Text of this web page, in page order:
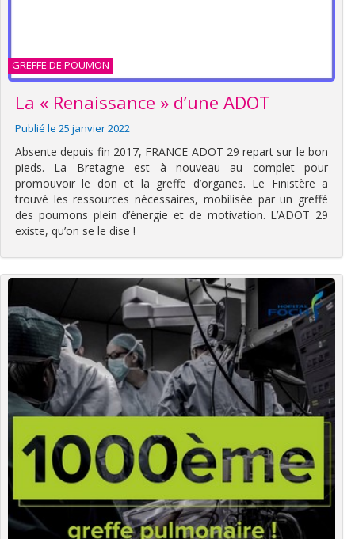
GREFFE DE POUMON
La « Renaissance » d’une ADOT
Publié le 25 janvier 2022
Absente depuis fin 2017, FRANCE ADOT 29 repart sur le bon
pieds. La Bretagne est à nouveau au complet pour
promouvoir le don et la greffe d’organes. Le Finistère a
trouvé les ressources nécessaires, mobilisée par un greffé
des poumons plein d’énergie et de motivation. L’ADOT 29
existe, qu’on se le dise !